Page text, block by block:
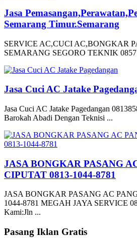
Jasa
Semarang Timur.Semarang
SERVICE AC,CUCI AC,BONGKAR
SEMARANG SEGORO TEKNIK
Jasa Cuci AC Jatake
Jasa Cuci AC Jatake Pagedangan
Barokah Abadi Dengan Teknisi ...
JASA BONGKAR PASANG
CIPUTAT 0813-1044-8781
JASA BONGKAR PASANG AC
1044-8781 MEGAH JAYA SERVICE
Kami:Jln ...
Pasang Iklan Gratis